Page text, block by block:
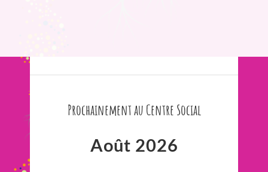
Prochainement au Centre Social
Août 2026